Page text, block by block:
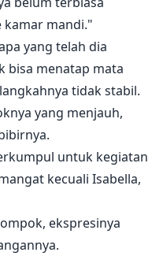
kamar mandi."
yang telah dia
bisa menatap mata
tidak stabil.
yang menjauh,
untuk kegiatan
kecuali Isabella,
ekspresinya